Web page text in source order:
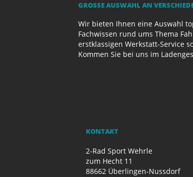
GROSSE AUSWAHL AN
Wir bieten Ihnen eine Auswahl
Fachwissen rund ums Thema
erstklassigen Werkstatt-Service
Kommen Sie bei uns im
KONTAKT
2-Rad Sport Wehrle
zum Hecht 11
88662 Überlingen-Nussdorf